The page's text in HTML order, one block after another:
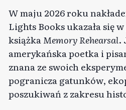
W maju 2026 roku
Lights Books ukazała się
książka Memory Rehearsal.
amerykańska poetka i
znana ze swoich
pogranicza gatunków,
poszukiwań z zakresu